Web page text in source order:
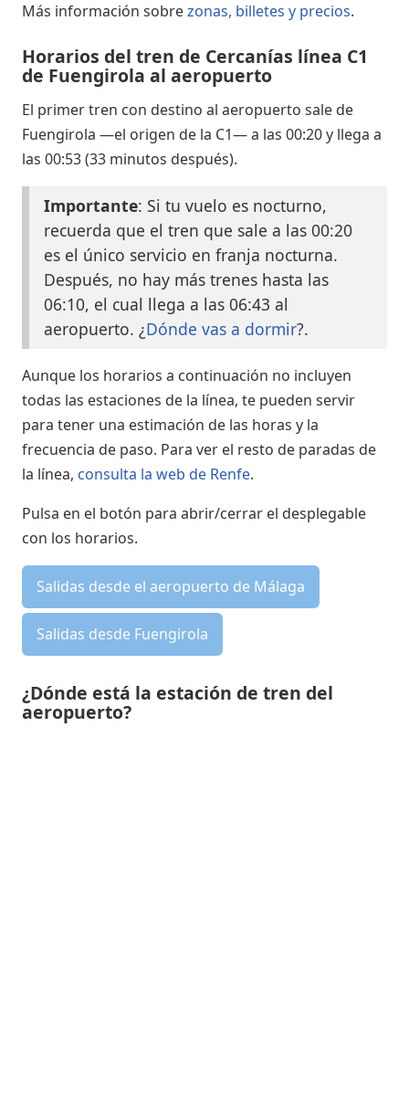
Más información sobrezonas, billetes y precios.
Horarios del tren de Cercanías línea C1
de Fuengirola al aeropuerto
El primer tren con destino al aeropuerto sale de
Fuengirola —el origen de la C1— a las 00:20 y llega a
las 00:53 (33 minutos después).
Importante: Si tu vuelo es nocturno,
recuerda que el tren que sale a las 00:20
es el único servicio en franja nocturna.
Después, no hay más trenes hasta las
06:10, el cual llega a las 06:43 al
aeropuerto. ¿Dónde vas a dormir?.
Aunque los horarios a continuación no incluyen
todas las estaciones de la línea, te pueden servir
para tener una estimación de las horas y la
frecuencia de paso. Para ver el resto de paradas de
la línea, consulta la web de Renfe.
Pulsa en el botón para abrir/cerrar el desplegable
con los horarios.
Salidas desde el aeropuerto de Málaga
Salidas desde Fuengirola
¿Dónde está la estación de tren del
aeropuerto?